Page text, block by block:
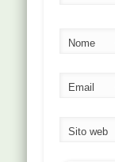
Nome
Email
Sito web